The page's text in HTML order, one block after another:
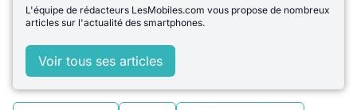
L'équipe de rédacteurs LesMobiles.com vous propose de nombreux
articles sur l'actualité des smartphones.
Voir tous ses articles